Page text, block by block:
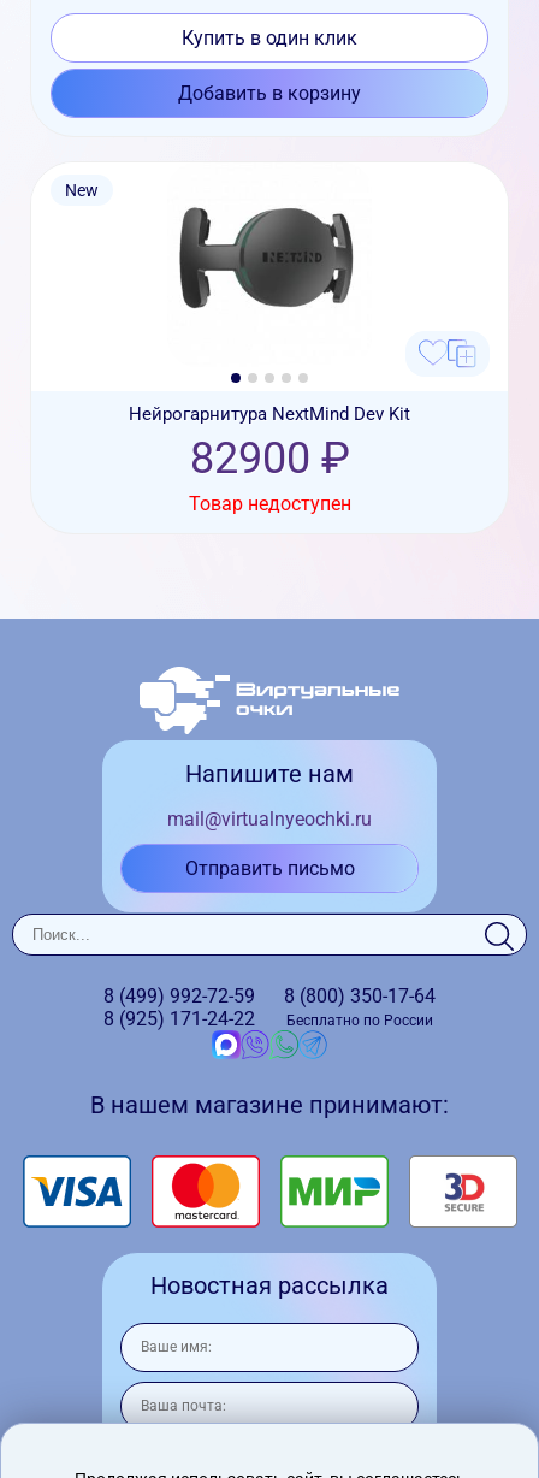
Купить в один клик
Добавить в корзину
New
Нейрогарнитура NextMind Dev Kit
82900 ₽
Товар недоступен
Напишите нам
mail@virtualnyeochki.ru
Отправить письмо
8 (499) 992-72-59
8 (925) 171-24-22
8 (800) 350-17-64
Бесплатно по России
В нашем магазине принимают:
Новостная рассылка